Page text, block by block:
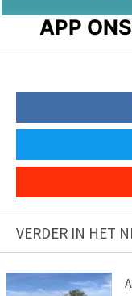
APP
VERDER IN HET